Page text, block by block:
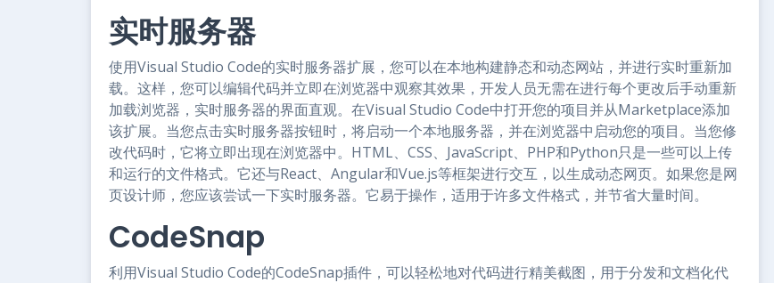
实时服务器
使用Visual Studio Code的实时服务器扩展，您可以在本地构建静态和动态网站，并进行实时重新加
载。这样，您可以编辑代码并立即在浏览器中观察其效果，开发人员无需在进行每个更改后手动重新
加载浏览器，实时服务器的界面直观。在Visual Studio Code中打开您的项目并从Marketplace添加
该扩展。当您点击实时服务器按钮时，将启动一个本地服务器，并在浏览器中启动您的项目。当您修
改代码时，它将立即出现在浏览器中。HTML、CSS、JavaScript、PHP和Python只是一些可以上传
和运行的文件格式。它还与React、Angular和Vue.js等框架进行交互，以生成动态网页。如果您是网
页设计师，您应该尝试一下实时服务器。它易于操作，适用于许多文件格式，并节省大量时间。
CodeSnap
利用Visual Studio Code的CodeSnap插件，可以轻松地对代码进行精美截图，用于分发和文档化代